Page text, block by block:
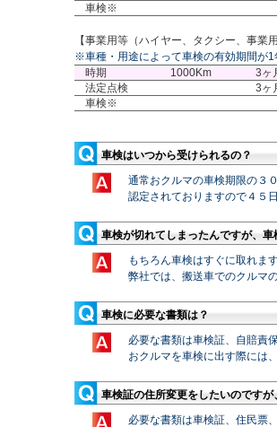
車検※
【事業用等（ハイヤー、タクシー、事業
※車種・用途によって車検の有効期間が
時期
1000Km
3ヶ
法定点検
3ヶ
車検※
車検はいつから受けられるの？
通常おクルマの車検期限の３
認定されておりますので４５
車検が切れてしまったんですが、
もちろん車検はすぐに取れま
弊社では、搬送車でのクルマ
車検に必要な書類は？
必要な書類は車検証、自賠責
おクルマを車検に出す際には
車検証の住所変更をしたいのです
必要な書類は車検証、住民票